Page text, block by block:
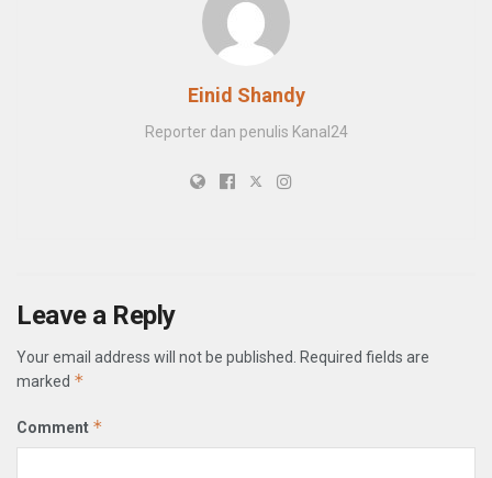
Einid Shandy
Reporter dan penulis Kanal24
Leave a Reply
Your email address will not be published.
Required fields are
marked *
Comment *